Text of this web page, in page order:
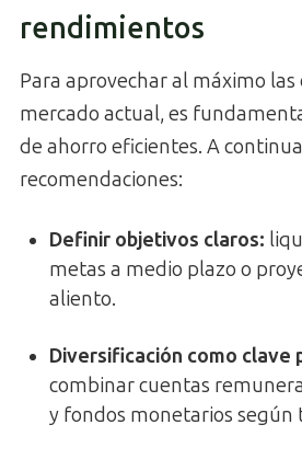
rendimientos
Para aprovechar al máximo
mercado actual, es
de ahorro eficientes. A
recomendaciones:
Definir objetivos claros:
metas a medio plazo o
aliento.
Diversificación como clave
combinar cuentas
y fondos monetarios según